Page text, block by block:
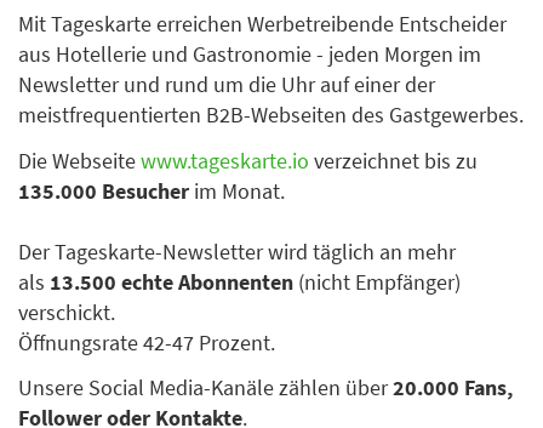
Mit Tageskarte erreichen Werbetreibende Entscheider
aus Hotellerie und Gastronomie - jeden Morgen im
Newsletter und rund um die Uhr auf einer der
meistfrequentierten B2B-Webseiten des Gastgewerbes.
Die Webseitewww.tageskarte.io verzeichnet bis zu
135.000 Besucher im Monat.
Der Tageskarte-Newsletter wird täglich an mehr
als 13.500 echte Abonnenten (nicht Empfänger)
verschickt.
Öffnungsrate 42-47 Prozent.
Unsere Social Media-Kanäle zählen über20.000 Fans,
Follower oder Kontakte.